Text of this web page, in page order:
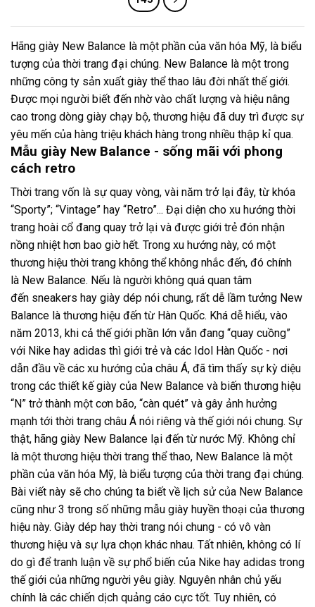
Hãng giày New Balance là một phần của văn hóa Mỹ, là biểu
tượng của thời trang đại chúng. New Balance là một trong
những công ty sản xuất giày thể thao lâu đời nhất thế giới.
Được mọi người biết đến nhờ vào chất lượng và hiệu nâng
cao trong dòng giày chạy bộ, thương hiệu đã duy trì được sự
yêu mến của hàng triệu khách hàng trong nhiều thập kỉ qua.
Mẫu giày New Balance - sống mãi với phong
cách retro
Thời trang vốn là sự quay vòng, vài năm trở lại đây, từ khóa
“Sporty”; “Vintage” hay “Retro”... Đại diện cho xu hướng thời
trang hoài cổ đang quay trở lại và được giới trẻ đón nhận
nồng nhiệt hơn bao giờ hết. Trong xu hướng này, có một
thương hiệu thời trang không thể không nhắc đến, đó chính
là New Balance. Nếu là người không quá quan tâm
đến sneakers hay giày dép nói chung, rất dễ lầm tưởng New
Balance là thương hiệu đến từ Hàn Quốc. Khá dễ hiểu, vào
năm 2013, khi cả thế giới phần lớn vẫn đang “quay cuồng”
với Nike hay adidas thì giới trẻ và các Idol Hàn Quốc - nơi
dẫn đầu về các xu hướng của châu Á, đã tìm thấy sự kỳ diệu
trong các thiết kế giày của New Balance và biến thương hiệu
“N” trở thành một cơn bão, “càn quét” và gây ảnh hưởng
mạnh tới thời trang châu Á nói riêng và thế giới nói chung. Sự
thật, hãng giày New Balance lại đến từ nước Mỹ. Không chỉ
là một thương hiệu thời trang thể thao, New Balance là một
phần của văn hóa Mỹ, là biểu tượng của thời trang đại chúng.
Bài viết này sẽ cho chúng ta biết về lịch sử của New Balance
cũng như 3 trong số những mẫu giày huyền thoại của thương
hiệu này. Giày dép hay thời trang nói chung - có vô vàn
thương hiệu và sự lựa chọn khác nhau. Tất nhiên, không có lí
do gì để tranh luận về sự phổ biến của Nike hay adidas trong
thế giới của những người yêu giày. Nguyên nhân chủ yếu
chính là các chiến dịch quảng cáo cực tốt. Tuy nhiên, có